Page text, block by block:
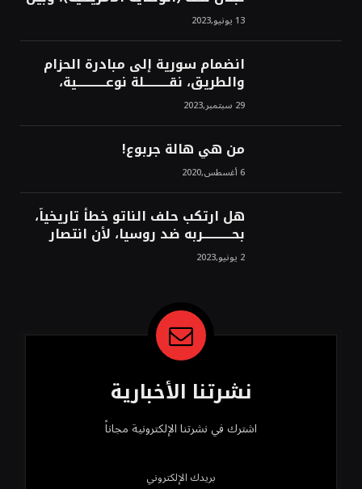
من سيخرج لبنان من النفق الغربي!
محمد محسن13 يونيو,2023
انضمام سورية إلى مبادرة الحزام
والطريق، نقــــــــــلة نوعــــــــــــية،
استراتيجية، تاريخية، نهائية، نحو
الشرق!محمد محسن29 سبتمبر,2023
من هي هالة جربوع!
6 أغسطس,2020
هل ارتكب حلف الناتو خطأً تاريخياً،
بحــــــــــــربه ضد روسيا، لأن انتصار
روسيا الحتمي، سيفتت الناتو!محمد
محسن 2 يونيو,2023
نشرتنا الأخبارية
اشترك في نشرتنا الإلكترونية مجاناً
بريدك الإلكتروني